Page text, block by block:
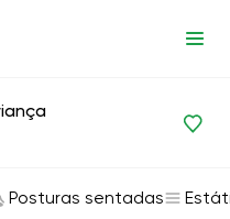
sentadas
Posturas sentadas